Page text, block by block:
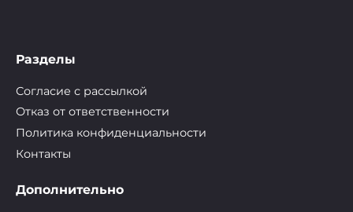
Разделы
Согласие с рассылкой
Отказ от ответственности
Политика конфиденциальности
Контакты
Дополнительно